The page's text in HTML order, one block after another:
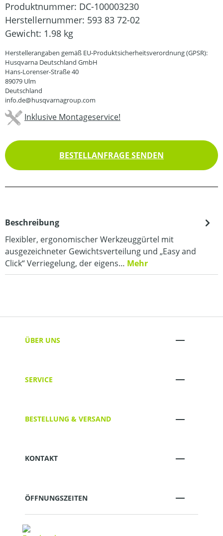
Produktnummer: DC-100003230
Herstellernummer: 593 83 72-02
Gewicht: 1.98 kg
Herstellerangaben gemäß EU-Produktsicherheitsverordnung (GPSR):
Husqvarna Deutschland GmbH
Hans-Lorenser-Straße 40
89079 Ulm
Deutschland
info.de@husqvarnagroup.com
Inklusive Montageservice!
BESTELLANFRAGE SENDEN
Beschreibung
Flexibler, ergonomischer Werkzeuggürtel mit
ausgezeichneter Gewichtsverteilung und „Easy and
Click“ Verriegelung, der eigens… Mehr
ÜBER UNS
SERVICE
BESTELLUNG & VERSAND
KONTAKT
ÖFFNUNGSZEITEN